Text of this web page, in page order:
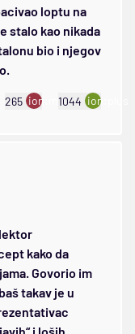
loptu na
stalo kao nikada
bio i njegov
265 ion:minus
1044 ion:plus
kako da
Govorio im
takav je u